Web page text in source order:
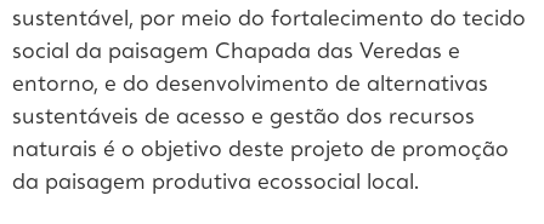
sustentável, por meio do fortalecimento do tecido
social da paisagem Chapada das Veredas e
entorno, e do desenvolvimento de alternativas
sustentáveis de acesso e gestão dos recursos
naturais é o objetivo deste projeto de promoção
da paisagem produtiva ecossocial local.